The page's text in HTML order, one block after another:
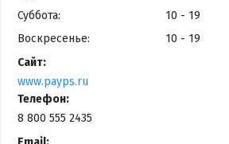
Суббота:
10 - 19
Воскресенье:
10 - 19
Сайт:
www.payps.ru
Телефон:
8 800 555 2435